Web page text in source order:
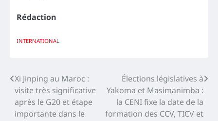
Rédaction
INTERNATIONAL
Navigation
de
l’article
Xi Jinping au Maroc :
visite très significative
après le G20 et étape
importante dans le
Élections législatives à
Yakoma et Masimanimba :
la CENI fixe la date de la
formation des CCV, TICV et